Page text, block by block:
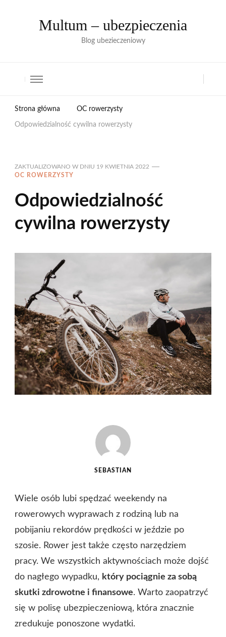
Multum – ubezpieczenia
Blog ubezieczeniowy
Strona główna OC rowerzysty
Odpowiedzialność cywilna rowerzysty
ZAKTUALIZOWANO W DNIU 19 KWIETNIA 2022
OC ROWERZYSTY
Odpowiedzialność
cywilna rowerzysty
SEBASTIAN
Wiele osób lubi spędzać weekendy na
rowerowych wyprawach z rodziną lub na
pobijaniu rekordów prędkości w jeździe po
szosie. Rower jest także często narzędziem
pracy. We wszystkich aktywnościach może dojść
do nagłego wypadku, który pociągnie za sobą
skutki zdrowotne i finansowe. Warto zaopatrzyć
się w polisę ubezpieczeniową, która znacznie
zredukuje ponoszone wydatki.